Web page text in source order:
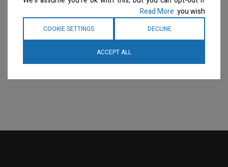
you wish.
Read More
DECLINE
COOKIE SETTINGS
ACCEPT ALL